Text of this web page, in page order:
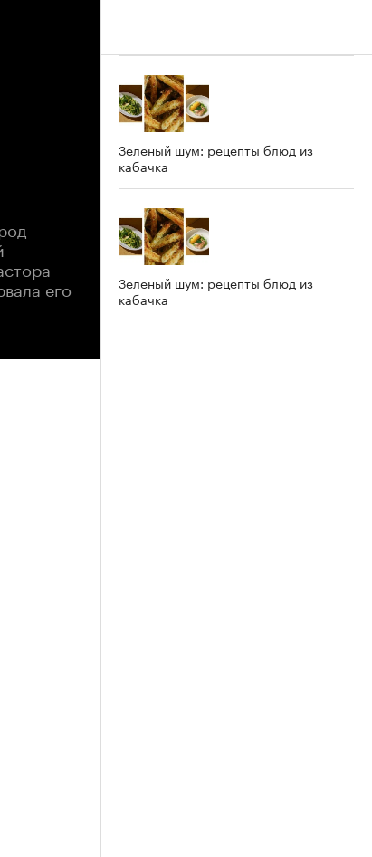
его
Зеленый шум: рецепты блюд из
кабачка
Зеленый шум: рецепты блюд из
кабачка